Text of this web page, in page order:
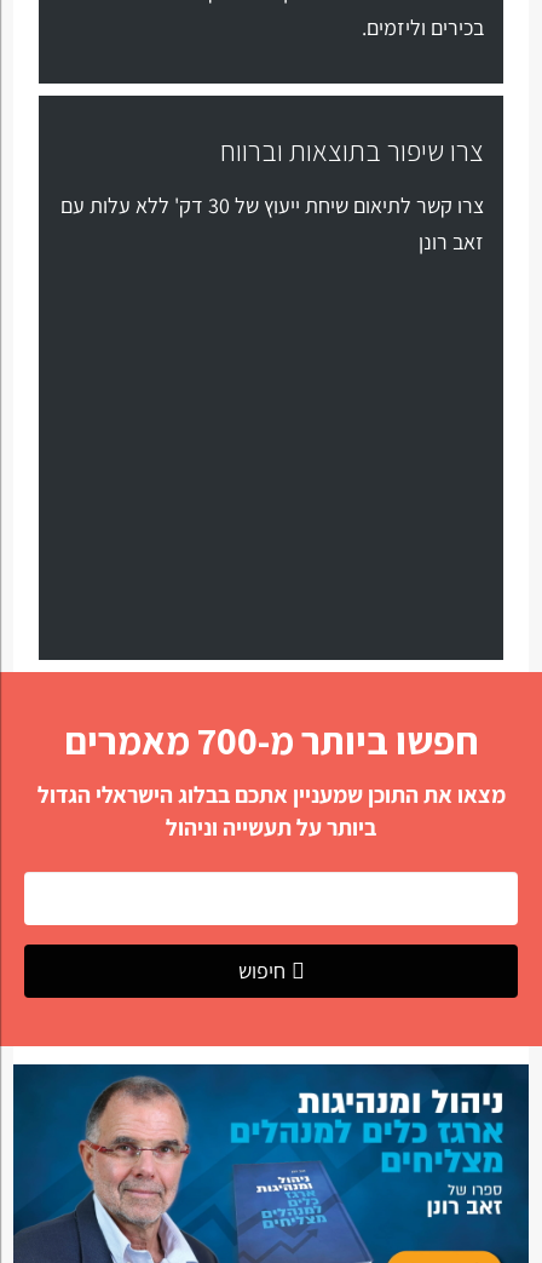
בכירים וליזמים.
צרו שיפור בתוצאות וברווח
צרו קשר לתיאום שיחת ייעוץ של 30 דק' ללא עלות עם
זאב רונן
חפשו ביותר מ-700 מאמרים
מצאו את התוכן שמעניין אתכם בבלוג הישראלי הגדול
ביותר על תעשייה וניהול
חיפוש